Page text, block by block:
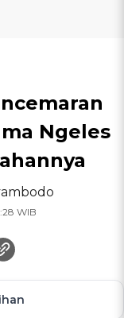
Ngeles
WIB